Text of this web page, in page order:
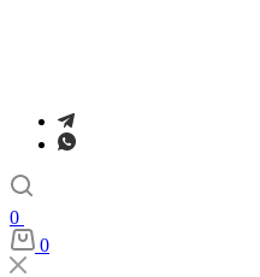
0
0